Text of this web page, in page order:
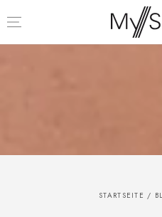
SPRINGEN
STARTSEITE /